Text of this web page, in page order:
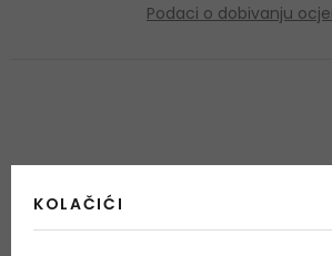
Podaci o dobivanju
OSTALI PROIZVODI IZ
Guerlain KissKiss
KOLAČIĆI